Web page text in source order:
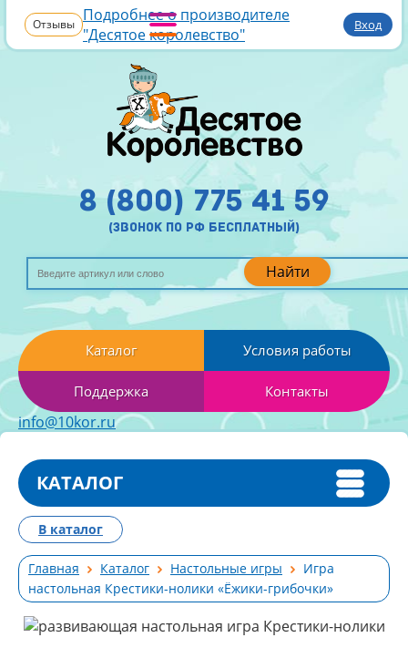
Отзывы Подробнее о производителе
"Десятое королевство"
Вход
Найти
8 (800) 775 41 59
(звонок по рф бесплатный)
Каталог Условия работы
Поддержка Контакты
info@10kor.ru
КАТАЛОГ
Главная Каталог Настольные игры
Игра
настольная Крестики-нолики «Ёжики-грибочки»
В каталог